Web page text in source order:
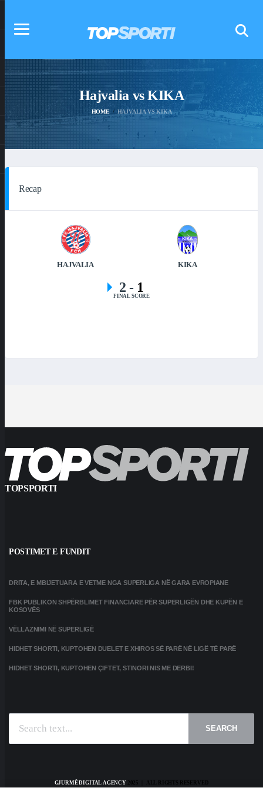
Hajvalia vs KIKA
HOME HAJVALIA VS KIKA
Recap
HAJVALIA KIKA
2- 1
FINAL SCORE
TOPSPORTI
POSTIMET E FUNDIT
DRITA, E MBIJETUARA E VETME NGA SUPERLIGA NË GARA EVROPIANE
FBK PUBLIKON SHPËRBLIMET FINANCIARE PËR SUPERLIGËN DHE KUPËN E
KOSOVËS
VËLLAZNIMI NË SUPERLIGË
HIDHET SHORTI, KUPTOHEN DUELET E XHIROS SË PARË NË LIGË TË PARË
HIDHET SHORTI, KUPTOHEN ÇIFTET, STINORI NIS ME DERBI!
SEARCH
GJURMË DIGITAL AGENCY2025 | ALL RIGHTS RESERVED